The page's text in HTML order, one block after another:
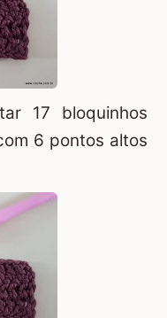
17 bloquinhos
6 pontos altos